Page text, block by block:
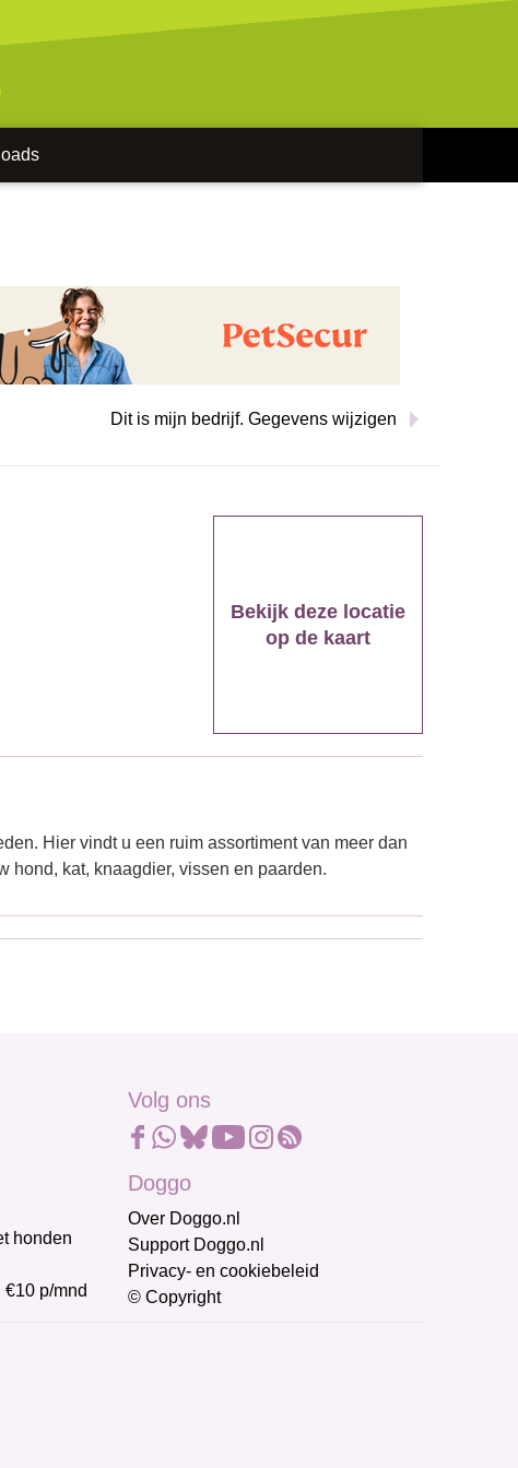
Dit is mijn bedrijf. Gegevens wijzigen
Bekijk deze locatie
op de kaart
Hier vindt u een ruim assortiment van meer dan
hond, kat, knaagdier, vissen en paarden.
honden
p/mnd
Volg ons
Doggo
Over Doggo.nl
Support Doggo.nl
Privacy- en cookiebeleid
© Copyright